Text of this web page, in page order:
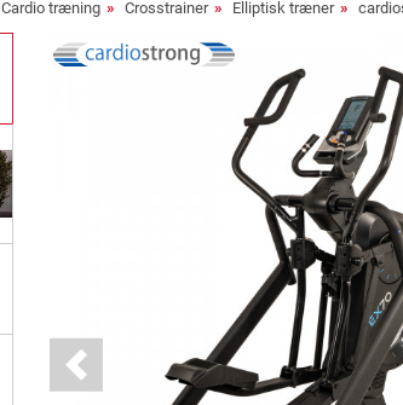
Cardio træning Crosstrainer Elliptisk træner
Previous